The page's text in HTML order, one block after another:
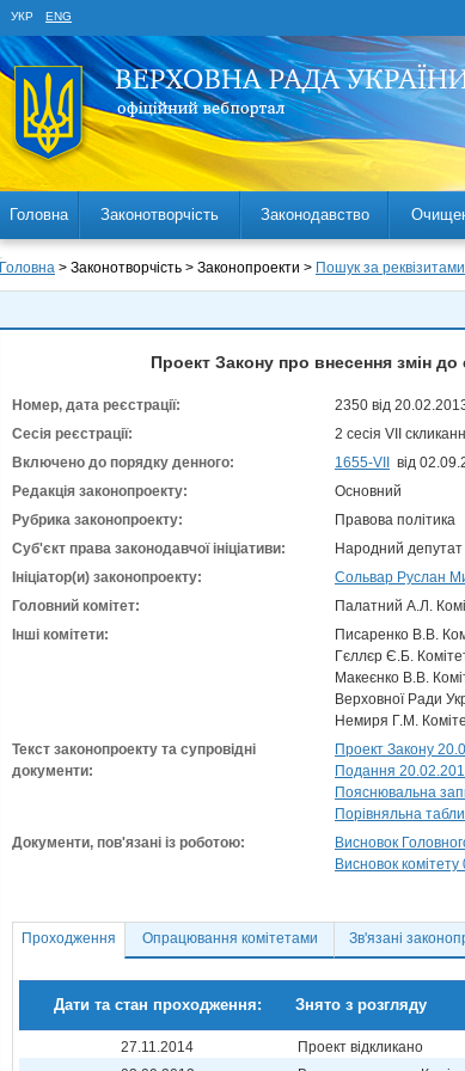
УКР ENG
Головна Законотворчість Законодавство
Головна > Законотворчість > Законопроекти > Пошук за реквізитами
Проект Закону про внесення змін до
Номер, дата реєстрації:
2350 від
Сесія реєстрації:
2 сесія VII
Включено до порядку денного:
1655-VII
від
Редакція законопроекту:
Основний
Рубрика законопроекту:
Правова політика
Суб'єкт права законодавчої ініціативи:
Народний депутат
Ініціатор(и) законопроекту:
Сольвар Руслан
Головний комітет:
Палатний А.Л.
Інші комітети:
Писаренко В.В.
Гєллєр Є.Б.
Макеєнко В.В.
Верховної Ради
Немиря Г.М.
Текст законопроекту та супровідні
документи:
Проект Закону
Подання
Пояснювальна
Порівняльна
Документи, пов'язані із роботою:
Висновок
Висновок
Проходження Опрацювання комітетами Зв'язані
Дати та стан проходження: Знято з розгляду
27.11.2014
Проект відкликано